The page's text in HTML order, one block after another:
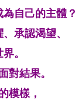
自己的主體？
承認渴望、
。
對結果。
模樣，